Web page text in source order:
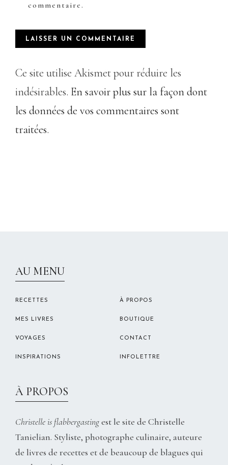
commentaire.
Ce site utilise Akismet pour réduire les
indésirables. En savoir plus sur la façon dont
les données de vos commentaires sont
traitées.
AU MENU
RECETTES
MES LIVRES
VOYAGES
INSPIRATIONS
À PROPOS
BOUTIQUE
CONTACT
INFOLETTRE
À PROPOS
Christelle is flabbergastingest le site de Christelle
Tanielian. Styliste, photographe culinaire, auteure
de livres de recettes et de beaucoup de blagues qui